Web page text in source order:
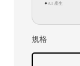
✦AI 產生
規格